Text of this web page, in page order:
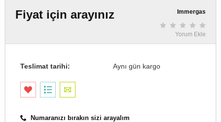
Fiyat için arayınız Immergas
Yorum Ekle
Teslimat tarihi: Aynı gün kargo
Numaranızı bırakın sizi arayalım